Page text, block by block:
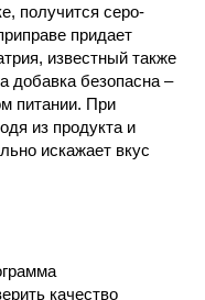
получится серо-
придает
известный также
добавка безопасна –
питании. При
из продукта и
искажает вкус
качество